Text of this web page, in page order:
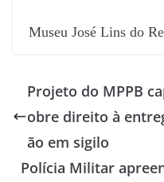
Museu José Lins do
Projeto do MPPB
obre direito à
ão em sigilo
Polícia Militar